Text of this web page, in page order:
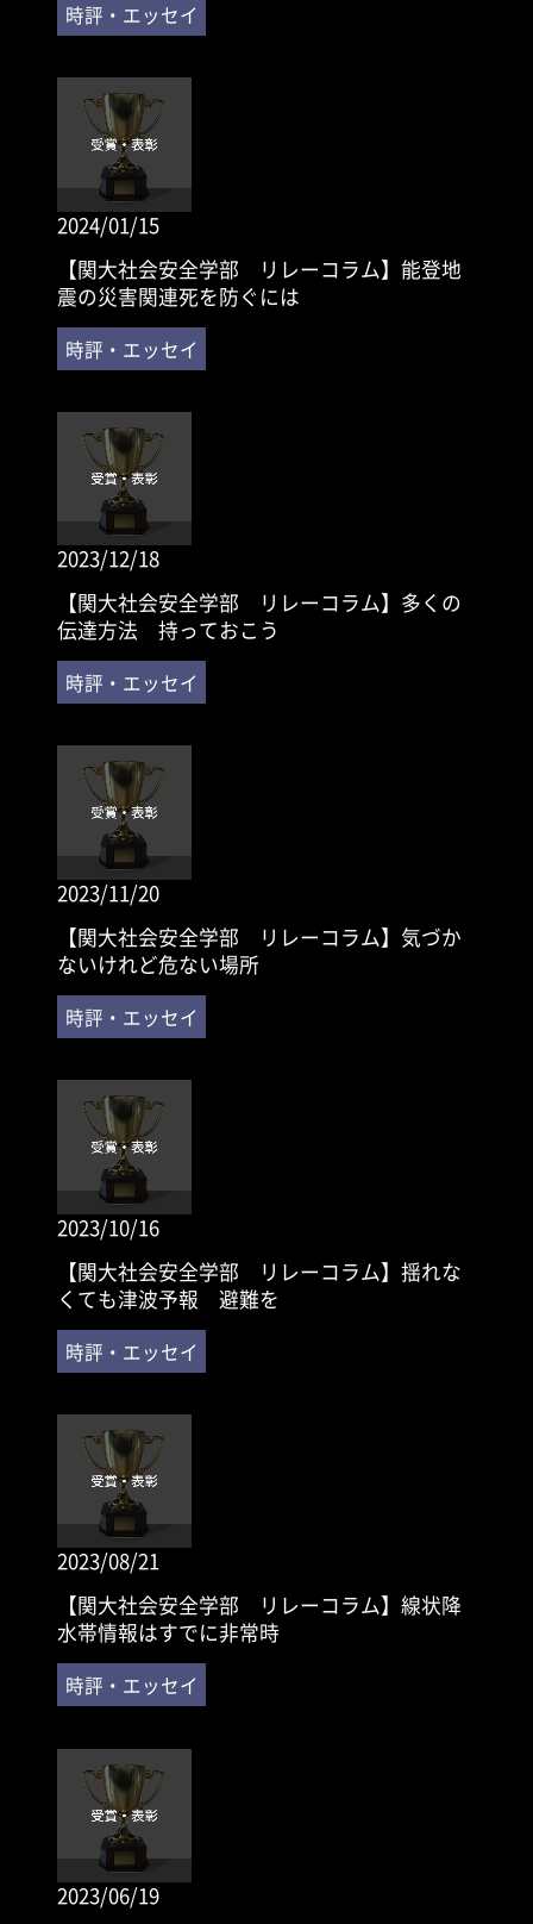
2024/01/15
【関大社会安全学部 リレーコラム】能登地
震の災害関連死を防ぐには
2023/12/18
【関大社会安全学部 リレーコラム】多くの
伝達方法 持っておこう
2023/11/20
【関大社会安全学部 リレーコラム】気づか
ないけれど危ない場所
2023/10/16
【関大社会安全学部 リレーコラム】揺れな
くても津波予報 避難を
2023/08/21
【関大社会安全学部 リレーコラム】線状降
水帯情報はすでに非常時
2023/06/19